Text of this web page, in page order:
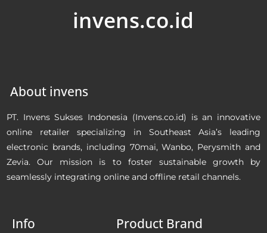
invens.co.id
About invens
PT. Invens Sukses Indonesia (Invens.co.id) is an innovative
online retailer specializing in Southeast Asia’s leading
electronic brands, including 70mai, Wanbo, Perysmith and
Zevia. Our mission is to foster sustainable growth by
seamlessly integrating online and offline retail channels.
Info Product Brand